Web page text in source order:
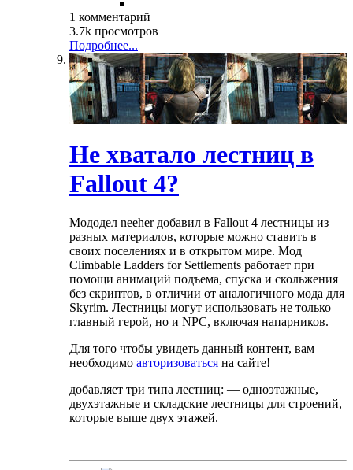
1 комментарий
3.7k просмотров
Подробнее...
Не хватало лестниц в
Fallout 4?
Мододел neeher добавил в Fallout 4 лестницы из
разных материалов, которые можно ставить в
своих поселениях и в открытом мире. Мод
Climbable Ladders for Settlements работает при
помощи анимаций подъема, спуска и скольжения
без скриптов, в отличии от аналогичного мода для
Skyrim. Лестницы могут использовать не только
главный герой, но и NPC, включая напарников.
Для того чтобы увидеть данный контент, вам
необходимо авторизоваться на сайте!
добавляет три типа лестниц: — одноэтажные,
двухэтажные и складские лестницы для строений,
которые выше двух этажей.